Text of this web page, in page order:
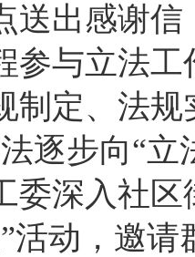
送出感谢
参与立法
制定、法
逐步向“立
委深入社
活动，邀